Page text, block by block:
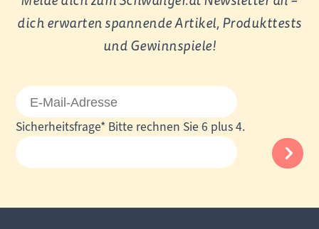
dich erwarten spannende Artikel, Produkttests
und Gewinnspiele!
E-
Mail-
Adresse
Pflichtfeld
Sicherheitsfrage* Bitte rechnen Sie 6 plus 4.